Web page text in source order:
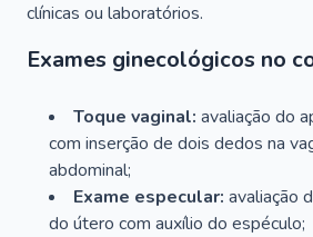
clínicas ou laboratórios.
Exames ginecológicos no
Toque vaginal: avaliação do
com inserção de dois dedos na
abdominal;
Exame especular: avaliação
do útero com auxílio do espéculo;